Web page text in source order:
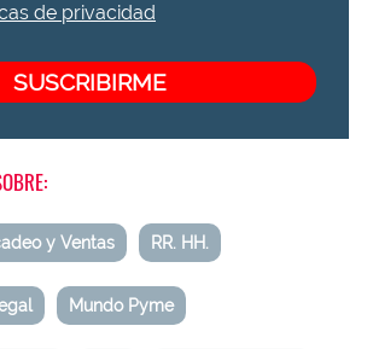
de privacidad
y Ventas RR. HH.
Mundo Pyme